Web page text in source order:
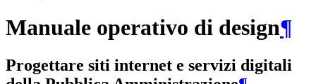
Manuale operativo di design¶
Progettare siti internet e servizi digitali